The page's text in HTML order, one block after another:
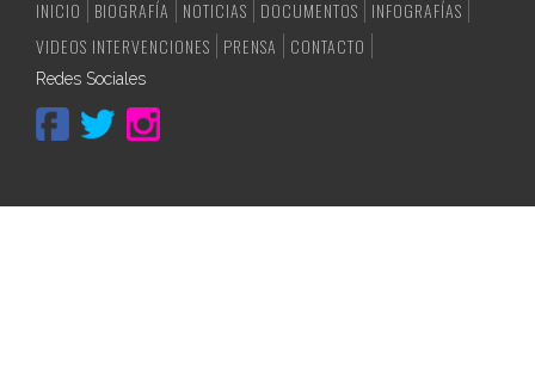
INICIO
BIOGRAFÍA NOTICIAS DOCUMENTOS
INFOGRAFÍAS
VIDEOS INTERVENCIONES
PRENSA CONTACTO
Redes Sociales